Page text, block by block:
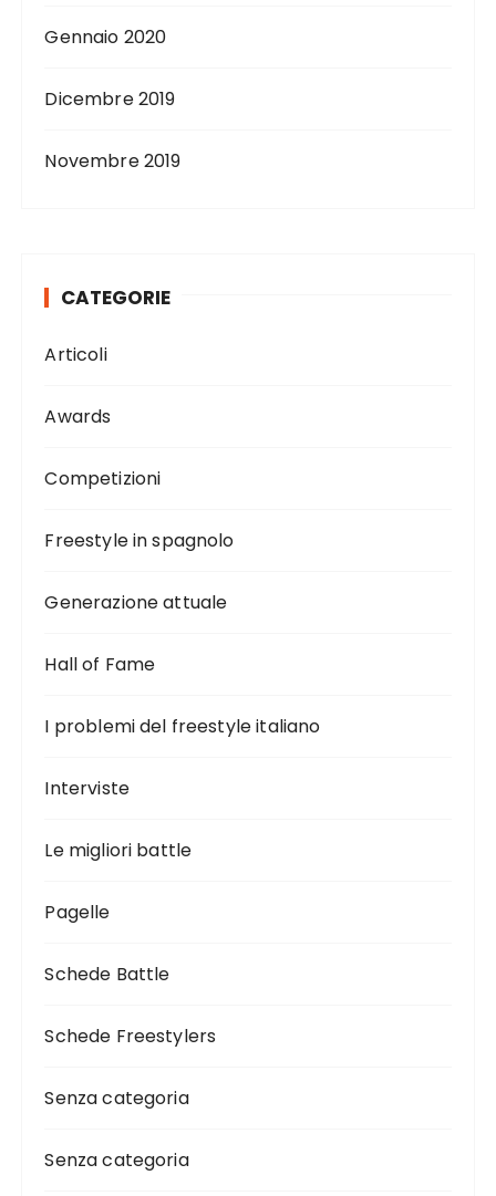
Gennaio 2020
Dicembre 2019
Novembre 2019
CATEGORIE
Articoli
Awards
Competizioni
Freestyle in spagnolo
Generazione attuale
Hall of Fame
I problemi del freestyle italiano
Interviste
Le migliori battle
Pagelle
Schede Battle
Schede Freestylers
Senza categoria
Senza categoria